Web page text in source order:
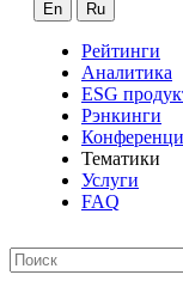
En Ru
Рейтинги
Аналитика
ESG
Рэнкинги
Тематики
Услуги
FAQ